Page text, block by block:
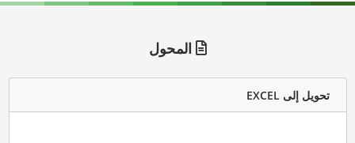
المحول
تحويل إلى EXCEL